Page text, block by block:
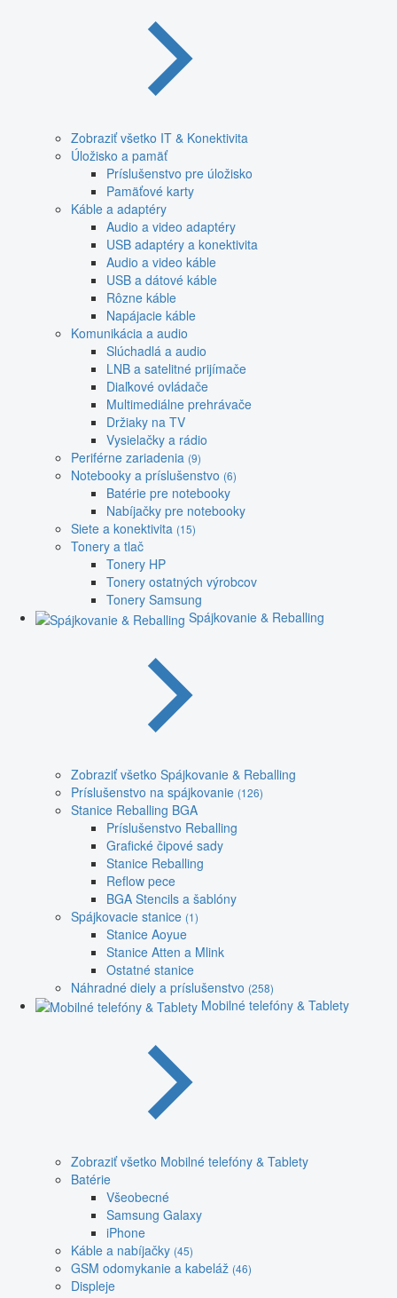
Zobraziť všetko IT & Konektivita
Úložisko a pamäť
Príslušenstvo pre úložisko
Pamäťové karty
Káble a adaptéry
Audio a video adaptéry
USB adaptéry a konektivita
Audio a video káble
USB a dátové káble
Rôzne káble
Napájacie káble
Komunikácia a audio
Slúchadlá a audio
LNB a satelitné prijímače
Diaľkové ovládače
Multimediálne prehrávače
Držiaky na TV
Vysielačky a rádio
Periférne zariadenia (9)
Notebooky a príslušenstvo (6)
Batérie pre notebooky
Nabíjačky pre notebooky
Siete a konektivita (15)
Tonery a tlač
Tonery HP
Tonery ostatných výrobcov
Tonery Samsung
Spájkovanie & Reballing
Zobraziť všetko Spájkovanie & Reballing
Príslušenstvo na spájkovanie (126)
Stanice Reballing BGA
Príslušenstvo Reballing
Grafické čipové sady
Stanice Reballing
Reflow pece
BGA Stencils a šablóny
Spájkovacie stanice (1)
Stanice Aoyue
Stanice Atten a Mlink
Ostatné stanice
Náhradné diely a príslušenstvo (258)
Mobilné telefóny & Tablety
Zobraziť všetko Mobilné telefóny & Tablety
Batérie
Všeobecné
Samsung Galaxy
iPhone
Káble a nabíjačky (45)
GSM odomykanie a kabeláž (46)
Displeje